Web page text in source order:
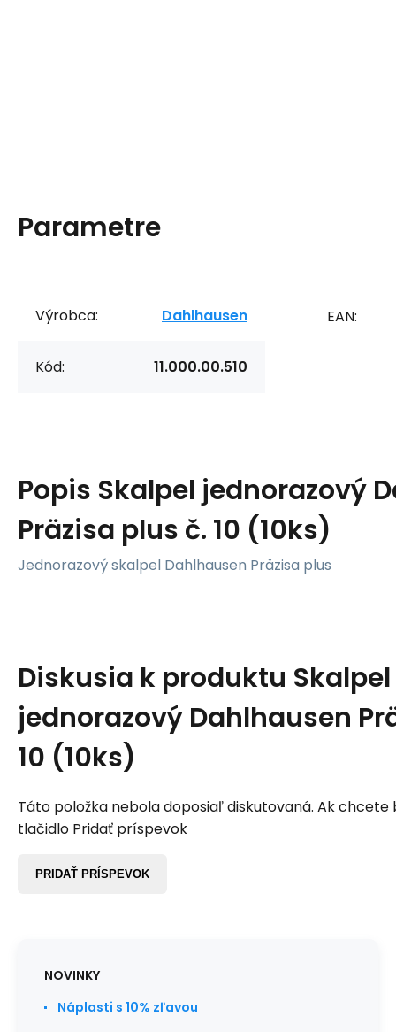
Parametre
Výrobca: Dahlhausen
Kód: 11.000.00.510
EAN:
Popis Skalpel jednorazový
Präzisa plus č. 10 (10ks)
Jednorazový skalpel Dahlhausen Präzisa plus
Diskusia k produktu Skalpel
jednorazový Dahlhausen
10 (10ks)
Táto položka nebola doposiaľ diskutovaná. Ak chcete
tlačidlo Pridať príspevok
PRIDAŤ PRÍSPEVOK
NOVINKY
Náplasti s 10% zľavou